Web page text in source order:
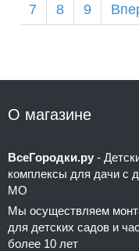
7
8 9
О магазине
ВсеГородки.ру -
комплексы для дачи с
МО
Мы осуществляем
для детских садов и
более 10 лет